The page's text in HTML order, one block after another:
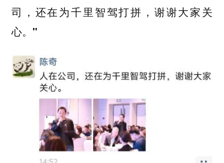
司，还在为千里智驾打拼，谢谢大家关
心。"